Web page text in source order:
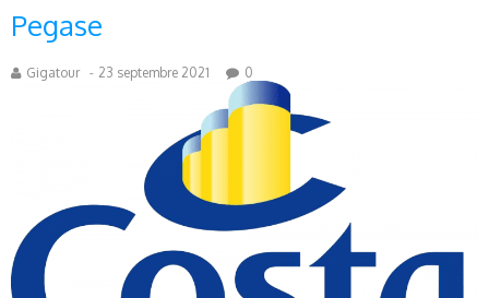
Pegase
Gigatour - 23 septembre 2021 0